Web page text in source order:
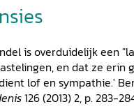
Appendices:
Appendix B:
gegevens van de
is overduidelijk een
en dat ze erin
lof en sympathie.'
126 (2013) 2, p. 283-